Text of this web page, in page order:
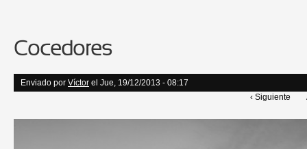
Cocedores
Enviado por Víctor el Jue, 19/12/2013 - 08:17
‹ Siguiente